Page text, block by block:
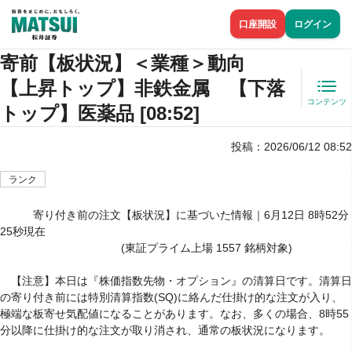
口座開設 ログイン
寄前【板状況】＜業種＞動向
【上昇トップ】非鉄金属 【下落
トップ】医薬品 [08:52]
コンテンツ
投稿： 2026/06/12 08:52
ランク
寄り付き前の注文【板状況】に基づいた情報｜6月12日 8時52分
25秒現在
(東証プライム上場 1557 銘柄対象)
【注意】本日は『株価指数先物・オプション』の清算日です。清算日
の寄り付き前には特別清算指数(SQ)に絡んだ仕掛け的な注文が入り、
極端な板寄せ気配値になることがあります。なお、多くの場合、8時55
分以降に仕掛け的な注文が取り消され、通常の板状況になります。